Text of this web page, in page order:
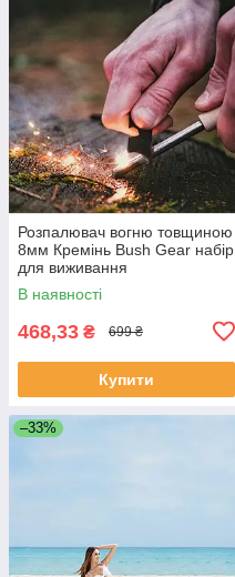
Розпалювач вогню товщиною
8мм Кремінь Bush Gear набір
для виживання
В наявності
468,33 ₴ 699 ₴
Купити
–33%